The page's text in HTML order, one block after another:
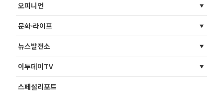
오피니언
문화·라이프
뉴스발전소
이투데이TV
스페셜리포트